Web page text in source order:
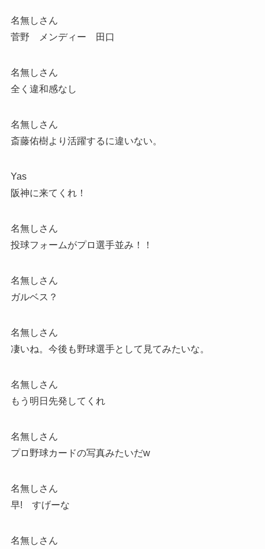
名無しさん
菅野 メンディー 田口
名無しさん
全く違和感なし
名無しさん
斎藤佑樹より活躍するに違いない。
Yas
阪神に来てくれ！
名無しさん
投球フォームがプロ選手並み！！
名無しさん
ガルベス？
名無しさん
凄いね。今後も野球選手として見てみたいな。
名無しさん
もう明日先発してくれ
名無しさん
プロ野球カードの写真みたいだw
名無しさん
早! すげーな
名無しさん